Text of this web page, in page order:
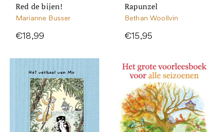
Red de bijen!
Marianne Busser
€18,99
Rapunzel
Bethan Woollvin
€15,95